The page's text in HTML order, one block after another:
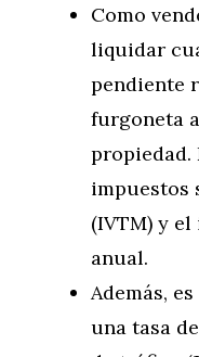
Como
liquidar
pendiente
furgoneta
impuestos
(IVTM) y
anual.
Además,
una tasa